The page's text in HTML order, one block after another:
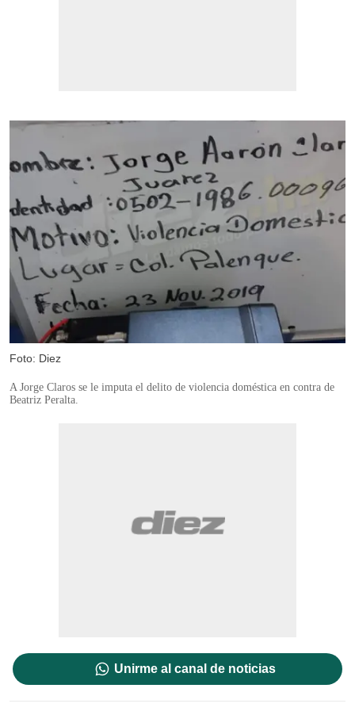
Foto: Diez
A Jorge Claros se le imputa el delito de violencia doméstica en contra de
Beatriz Peralta.
Unirme al canal de noticias